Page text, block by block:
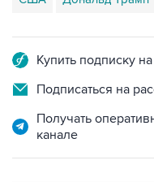
Купить подписку
Подписаться на
Получать
канале